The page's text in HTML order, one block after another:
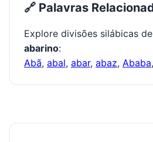
🔗 Palavras
Explore divisões silábicas
abarino:
Abã, abal, abar, abaz, Ababa,